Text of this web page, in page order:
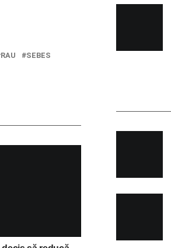
RAU
SEBES